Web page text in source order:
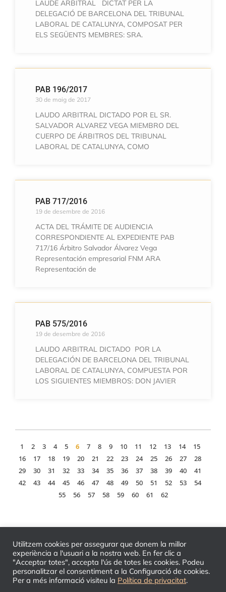
LAUDE ARBITRAL DICTAT PER LA
DELEGACIÓ DE BARCELONA DEL TRIBUNAL
LABORAL DE CATALUNYA, COMPOSAT PER
ELS SEGÜENTS MEMBRES: SRA.
PAB 196/2017
30 de maig de 2017
LAUDO ARBITRAL DICTADO POR EL SR.
SALVADOR ALVAREZ VEGA MIEMBRO DEL
CUERPO DE ÁRBITROS DEL TRIBUNAL
LABORAL DE CATALUNYA, COMO
PAB 717/2016
19 de desembre de 2016
ACTA DEL TRÁMITE DE AUDIENCIA
CORRESPONDIENTE AL EXPEDIENTE PAB
717/16 Árbitro Salvador Álvarez Vega
Representación empresarial FNM ARA
Representación de
PAB 575/2016
19 de desembre de 2016
LAUDO ARBITRAL DICTADO POR LA
DELEGACIÓN DE BARCELONA DEL TRIBUNAL
LABORAL DE CATALUNYA, COMPUESTA POR
LOS SIGUIENTES MIEMBROS: DON JAVIER
1 2 3 4 5 6 7 8 9 10 11 12 13 14
15
16
17 18 19 20 21 22 23 24 25 26 27
28
29
30 31 32 33 34 35 36 37 38 39 40
41
42
43 44 45 46 47 48 49 50 51 52 53
54
55
56 57 58 59 60 61 62
© 2026 TLC - Tribunal Laboral de Catalunya
Utilitzem cookies per assegurar que donem la millor
experiència a l'usuari a la nostra web. En fer clic a
"Acceptar totes", accepta l'ús de totes les cookies. Podeu
personalitzar el consentiment a la Configuració de cookies.
Per a més informació visiteu la Política de privacitat.